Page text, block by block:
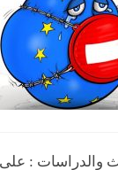
والدراسات :